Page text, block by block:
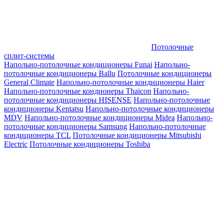
Потолочные
сплит-системы
Напольно-потолочные кондиционеры Funai Напольно-
потолочные кондиционеры Ballu Потолочные кондиционеры
General Climate Напольно-потолочные кондиционеры Haier
Напольно-потолочные кондионеры Thaicon Напольно-
потолочные кондиционеры HISENSE Напольно-потолочные
кондиционеры Kentatsu Напольно-потолочные кондиционеры
MDV Напольно-потолочные кондиционеры Midea Напольно-
потолочные кондиционеры Samsung Напольно-потолочные
кондиционеры TCL Потолочные кондиционеры Mitsubishi
Electric Потолочные кондиционеры Toshiba